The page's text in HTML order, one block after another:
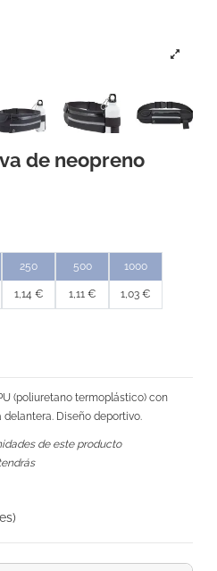
de neopreno
250
1,14 €
500
1,11 €
1000
1,03 €
(poliuretano termoplástico) con
Diseño deportivo.
de este producto